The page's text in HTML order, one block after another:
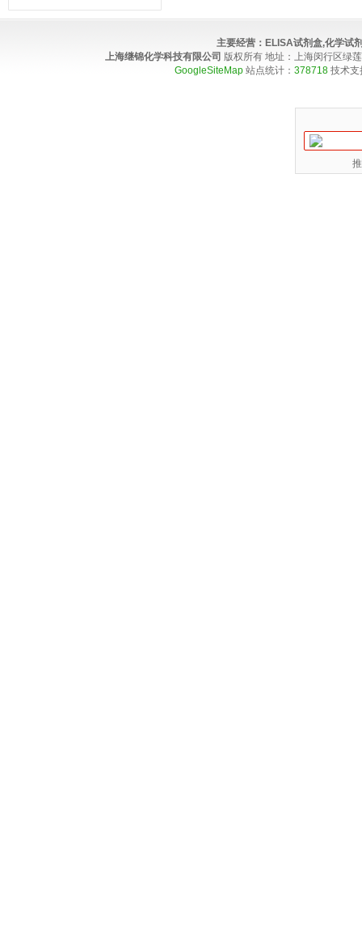
主要经营： ELISA试剂盒,化学试
上海继锦化学科技有限公司 版权所有 地址：上海闵行区绿
GoogleSiteMap 站点统计： 378718 技术支